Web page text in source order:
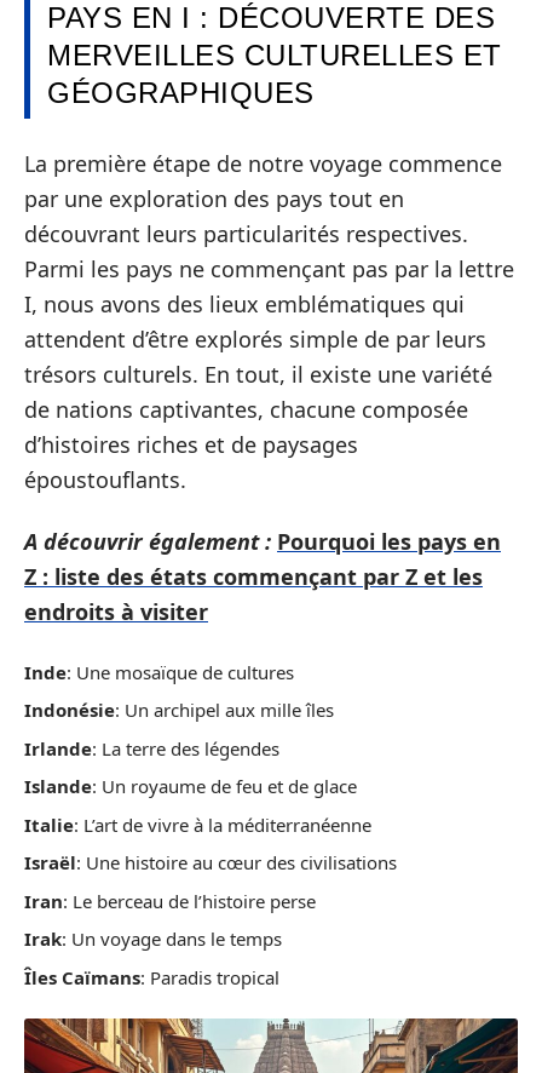
PAYS EN I : DÉCOUVERTE DES
MERVEILLES CULTURELLES ET
GÉOGRAPHIQUES
La première étape de notre voyage commence
par une exploration des pays tout en
découvrant leurs particularités respectives.
Parmi les pays ne commençant pas par la lettre
I, nous avons des lieux emblématiques qui
attendent d’être explorés simple de par leurs
trésors culturels. En tout, il existe une variété
de nations captivantes, chacune composée
d’histoires riches et de paysages
époustouflants.
A découvrir également : Pourquoi les pays en
Z : liste des états commençant par Z et les
endroits à visiter
Inde: Une mosaïque de cultures
Indonésie: Un archipel aux mille îles
Irlande: La terre des légendes
Islande: Un royaume de feu et de glace
Italie: L’art de vivre à la méditerranéenne
Israël: Une histoire au cœur des civilisations
Iran: Le berceau de l’histoire perse
Irak: Un voyage dans le temps
Îles Caïmans: Paradis tropical